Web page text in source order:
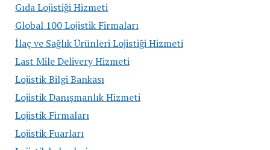
Gıda Lojistiği Hizmeti
Global 100 Lojistik Firmaları
İlaç ve Sağlık Ürünleri Lojistiği Hizmeti
Last Mile Delivery Hizmeti
Lojistik Bilgi Bankası
Lojistik Danışmanlık Hizmeti
Lojistik Firmaları
Lojistik Fuarları